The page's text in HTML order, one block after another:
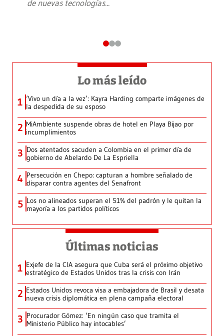
de nuevas tecnologías...
Lo más leído
1 ‘Vivo un día a la vez’: Kayra Harding comparte imágenes de
la despedida de su esposo
2 MiAmbiente suspende obras de hotel en Playa Bijao por
incumplimientos
3 Dos atentados sacuden a Colombia en el primer día de
gobierno de Abelardo De La Espriella
4 Persecución en Chepo: capturan a hombre señalado de
disparar contra agentes del Senafront
5 Los no alineados superan el 51% del padrón y le quitan la
mayoría a los partidos políticos
Últimas noticias
1 Exjefe de la CIA asegura que Cuba será el próximo objetivo
estratégico de Estados Unidos tras la crisis con Irán
2 Estados Unidos revoca visa a embajadora de Brasil y desata
nueva crisis diplomática en plena campaña electoral
3 Procurador Gómez: ‘En ningún caso que tramita el
Ministerio Público hay intocables’